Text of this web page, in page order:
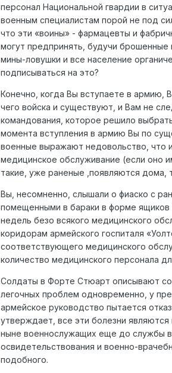
персонал Национальной гвардии в
военным специалистам порой не под
что эти «воины» - фармацевты и
могут предпринять, будучи брошенные
мины-ловушки и все население
подписываться на это?
Конечно, когда Вы вступаете в армию,
чего войска и существуют, и Вам не
командования, которое решило
момента вступления в армию Вы по
военные выражают недовольство, что
медицинское обслуживание (если оно
такие, уже раненые ,появляются дома,
Вы, несомненно, слышали о фиаско с
помещенными в бараки в форме
недель безо всякого медицинского
коридорам армейского госпиталя
соответствующего медицинского
количество медицинского персонала
Солдаты в Форте Стюарт описывают
легочных проблем одновременно, у
армейское руководство пытается
утверждает, все эти болезни
ныне военнослужащих еще до службы
освидетельствования и военно-
подобного.